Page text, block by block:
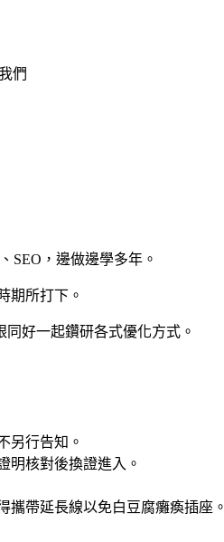
們
SEO，邊做邊學多年。
期所打下。
好一起鑽研各式優化方式。
另行告知。
明核對後換證進入。
攜帶延長線以免白豆腐癱瘓插座。